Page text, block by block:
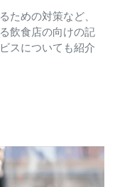
ための対策など、
飲食店の向けの記
スについても紹介